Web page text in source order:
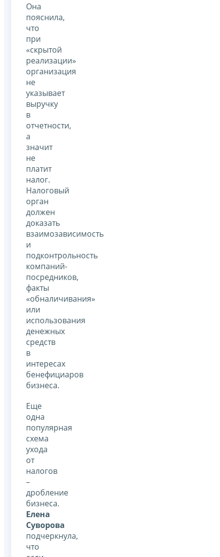
Она
пояснила,
что
при
«скрытой
реализации»
организация
не
указывает
выручку
в
отчетности,
а
значит
не
платит
налог.
Налоговый
орган
должен
доказать
взаимозависимость
и
подконтрольность
компаний-
посредников,
факты
«обналичивания»
или
использования
денежных
средств
в
интересах
бенефициаров
бизнеса.
Еще
одна
популярная
схема
ухода
от
налогов
–
дробление
бизнеса.
Елена
Суворова
подчеркнула,
что